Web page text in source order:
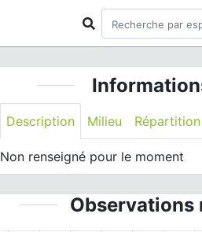
Description Milieu Répartition
Non renseigné pour le moment
Observations